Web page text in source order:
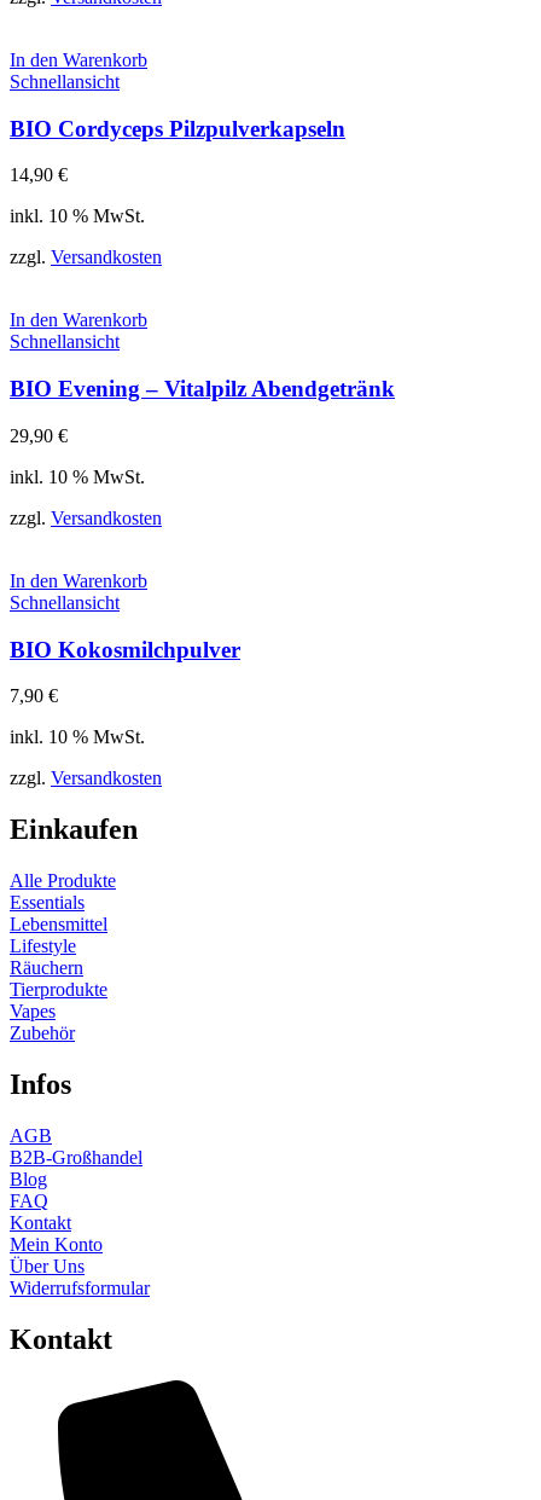
In den Warenkorb
Schnellansicht
BIO Cordyceps Pilzpulverkapseln
14,90 €
inkl. 10 % MwSt.
zzgl. Versandkosten
In den Warenkorb
Schnellansicht
BIO Evening – Vitalpilz Abendgetränk
29,90 €
inkl. 10 % MwSt.
zzgl. Versandkosten
In den Warenkorb
Schnellansicht
BIO Kokosmilchpulver
7,90 €
inkl. 10 % MwSt.
zzgl. Versandkosten
Einkaufen
Alle Produkte
Essentials
Lebensmittel
Lifestyle
Räuchern
Tierprodukte
Vapes
Zubehör
Infos
AGB
B2B-Großhandel
Blog
FAQ
Kontakt
Mein Konto
Über Uns
Widerrufsformular
Kontakt